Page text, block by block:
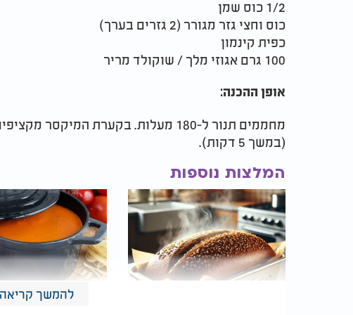
1/2 כוס שמן
כוס וחצי גזר מגורר (2 גזרים בערך)
כפית קינמון
100 גרם אגוזי מלך / שוקולד מריר
אופן ההכנה:
מחממים תנור ל-180 מעלות. בקערת
(במשך 5 דקות).
המלצות נוספות
מתכון למרק
להמשך קריאה